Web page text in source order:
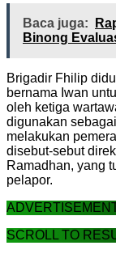
Baca juga:
Binong
Brigadir Fhilip
bernama Iwan
oleh ketiga
digunakan
melakukan
disebut-sebut
Ramadhan, yang
pelapor.
SCROLL TO